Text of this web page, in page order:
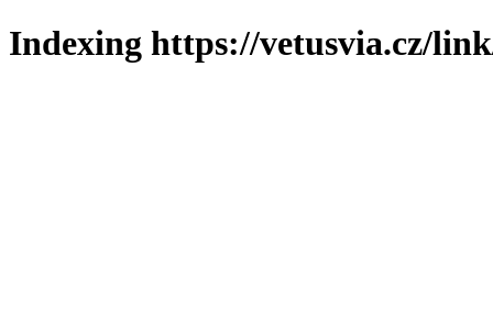
Indexing https://vetusvia.cz/